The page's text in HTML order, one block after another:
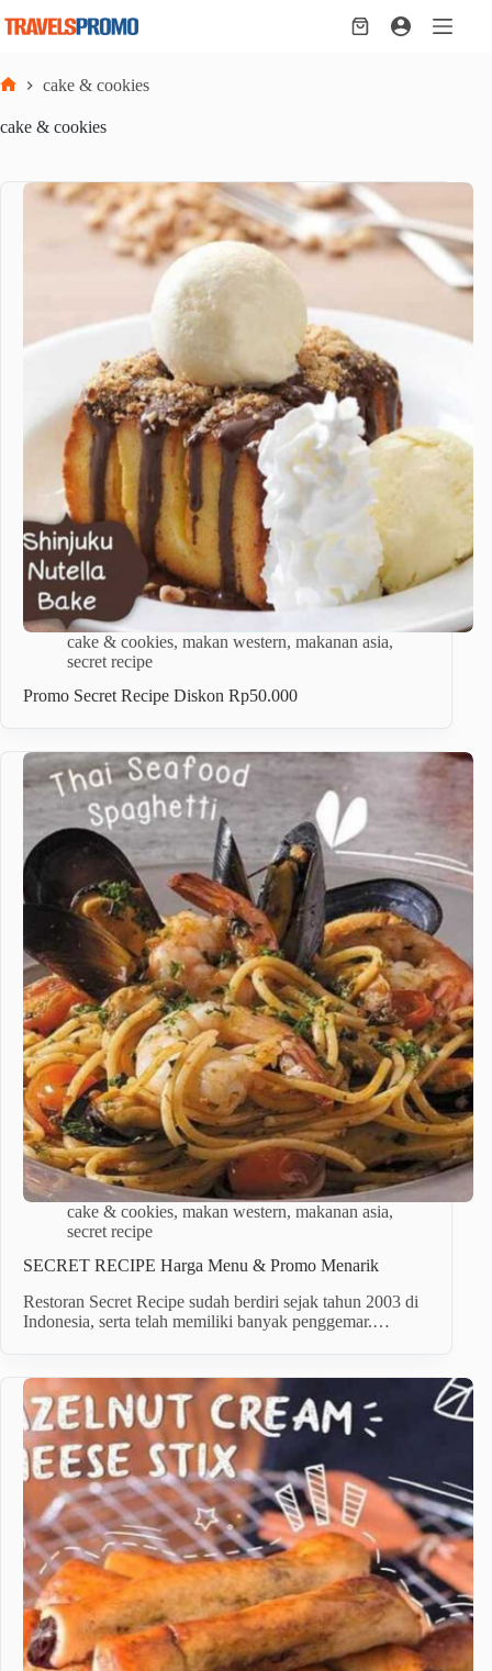
Shopping
cake & cookies
cake & cookies
cake & cookies, makan western, makanan asia,
secret recipe
Promo Secret Recipe Diskon Rp50.000
cake & cookies, makan western, makanan asia,
secret recipe
SECRET RECIPE Harga Menu & Promo Menarik
Restoran Secret Recipe sudah berdiri sejak tahun 2003 di
Indonesia, serta telah memiliki banyak penggemar.…